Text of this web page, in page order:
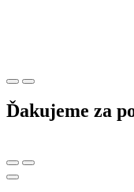
Ďakujeme za